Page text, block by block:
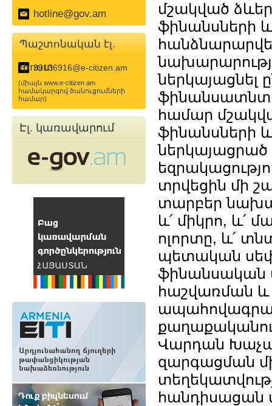
hotline@gov.am
Պաշտոնական էլ.
փոստ
39136916@e-citizen.am
(միայն www.e-citizen.am
համակարգով ծանուցումների
համար)
Էլ. կառավարում
մշակված
ֆինանսների
ներկայացնել
համար
ֆինանսների
ներկայացրած
տրվեցին մի
տարբեր
և՛ միկրո, և՛
ոլորտը, և՛
պետական
ֆինանսական
հաշվառման և
Վարդան
զարգացման
հանդիսացան